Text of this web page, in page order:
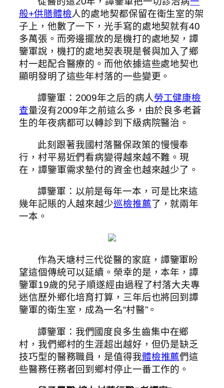
般+供膳體檢人的處地契都保留在衛生室的架
子上，他數了一下，光手寫的處地契就有40
多萬張。而旁邊擺放的是機打的處地契，譚
鑒軍說，機打的處地契表現是餐與加入了鄉
村一起配合醫療的。而他依據這些處地契也
顯明發明了這些年村落的一些變更。
譚鑒軍：2009年之后的病人勞工健康檢
查量沒有2009年之前這么多，由於良多老蒼
生的年夜病都可以轉診到下級病院醫治。
此刻跟著我國村落醫保政策的慢慢奉
行，村平易近們看病變得越來越不難。現
在，譚鑒軍需求墊付的資金也越來越少了。
譚鑒軍：以前是每年一本，可是比來這
幾年記賬的人越來越少巡檢推薦了，就兩年
一本。
作為天塘村三代從醫的家庭，譚鑒軍盼
望這個傳統可以延續。榮幸的是，本年，譚
鑒軍19歲的兒子順遂經由過程了村落大夫專
迷信歷外鄉化培育打算，三年后也將回到譚
鑒軍的衛生室，成為一名“村醫”。
譚鑒軍：我們國度良多生齒集中在鄉
村，我們鄉村的生涯超出越好，但仍是缺乏
技巧型的醫務職員，是值得我體檢推薦們這
些醫務任務者回到鄉村停止一番工作的。